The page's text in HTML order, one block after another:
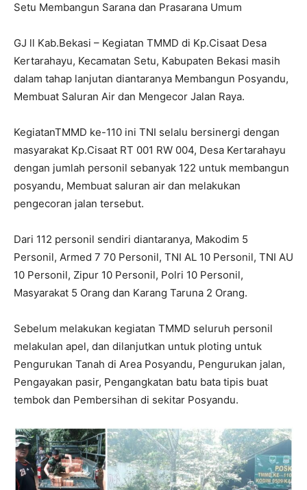
Setu Membangun Sarana dan Prasarana Umum
GJ ll Kab.Bekasi – Kegiatan TMMD di Kp.Cisaat Desa
Kertarahayu, Kecamatan Setu, Kabupaten Bekasi masih
dalam tahap lanjutan diantaranya Membangun Posyandu,
Membuat Saluran Air dan Mengecor Jalan Raya.
KegiatanTMMD ke-110 ini TNI selalu bersinergi dengan
masyarakat Kp.Cisaat RT 001 RW 004, Desa Kertarahayu
dengan jumlah personil sebanyak 122 untuk membangun
posyandu, Membuat saluran air dan melakukan
pengecoran jalan tersebut.
Dari 112 personil sendiri diantaranya, Makodim 5
Personil, Armed 7 70 Personil, TNI AL 10 Personil, TNI AU
10 Personil, Zipur 10 Personil, Polri 10 Personil,
Masyarakat 5 Orang dan Karang Taruna 2 Orang.
Sebelum melakukan kegiatan TMMD seluruh personil
melakulan apel, dan dilanjutkan untuk ploting untuk
Pengurukan Tanah di Area Posyandu, Pengurukan jalan,
Pengayakan pasir, Pengangkatan batu bata tipis buat
tembok dan Pembersihan di sekitar Posyandu.